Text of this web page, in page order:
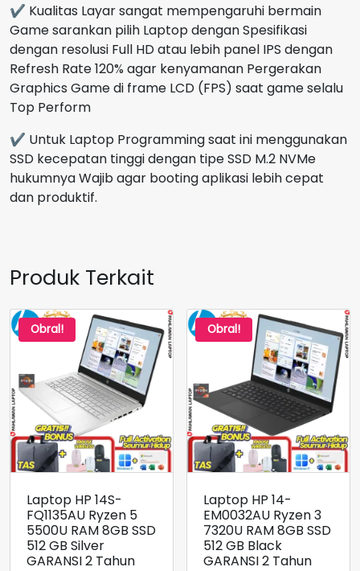
✔ Kualitas Layar sangat mempengaruhi bermain
Game sarankan pilih Laptop dengan Spesifikasi
dengan resolusi Full HD atau lebih panel IPS dengan
Refresh Rate 120% agar kenyamanan Pergerakan
Graphics Game di frame LCD (FPS) saat game selalu
Top Perform
✔ Untuk Laptop Programming saat ini menggunakan
SSD kecepatan tinggi dengan tipe SSD M.2 NVMe
hukumnya Wajib agar booting aplikasi lebih cepat
dan produktif.
Produk Terkait
Obral!
Laptop HP 14S-
FQ1135AU Ryzen 5
5500U RAM 8GB SSD
512 GB Silver
GARANSI 2 Tahun
Obral!
Laptop HP 14-
EM0032AU Ryzen 3
7320U RAM 8GB SSD
512 GB Black
GARANSI 2 Tahun